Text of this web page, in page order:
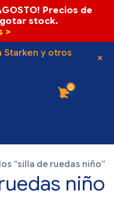
Precios de
stock.
>
Starken y otros
0
“silla de ruedas niño”
niño